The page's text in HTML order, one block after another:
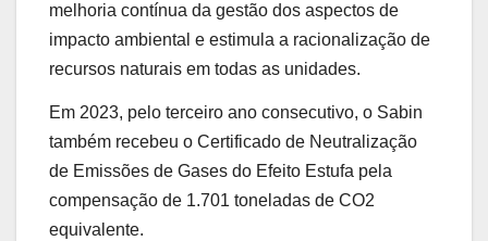
melhoria contínua da gestão dos aspectos de
impacto ambiental e estimula a racionalização de
recursos naturais em todas as unidades.
Em 2023, pelo terceiro ano consecutivo, o Sabin
também recebeu o Certificado de Neutralização
de Emissões de Gases do Efeito Estufa pela
compensação de 1.701 toneladas de CO2
equivalente.